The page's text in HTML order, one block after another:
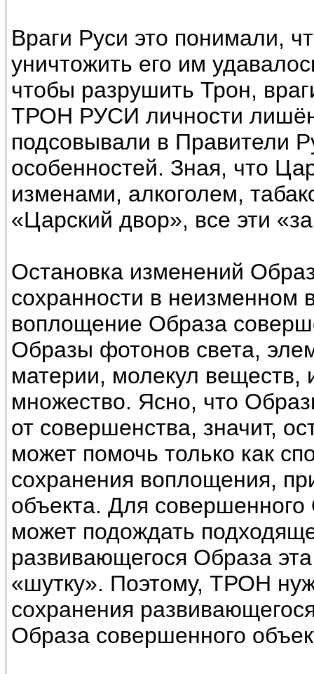
Враги Руси это понимали,
уничтожить его им
чтобы разрушить Трон,
ТРОН РУСИ личности
подсовывали в Правители
особенностей. Зная, что
изменами, алкоголем,
«Царский двор», все эти
Остановка изменений
сохранности в неизменном
воплощение Образа
Образы фотонов света,
материи, молекул веществ,
множество. Ясно, что
от совершенства, значит,
может помочь только как
сохранения воплощения,
объекта. Для
может подождать
развивающегося Образа
«шутку». Поэтому, ТРОН
сохранения
Образа совершенного